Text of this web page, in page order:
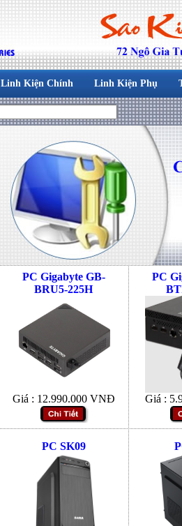
Linh Kiện Chính Linh Kiện Phụ
PC Gigabyte GB-
BRU5-225H
Giá : 12.990.000 VNĐ
PC
Giá :
PC SK09